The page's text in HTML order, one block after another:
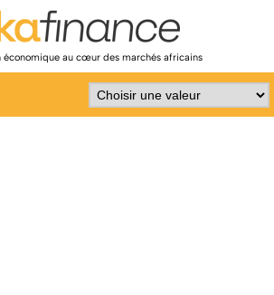
économique au cœur des marchés africains